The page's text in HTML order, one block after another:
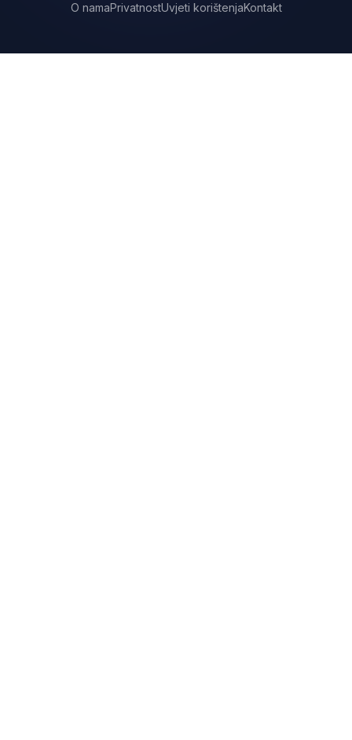
O namaPrivatnostUvjeti korištenjaKontakt